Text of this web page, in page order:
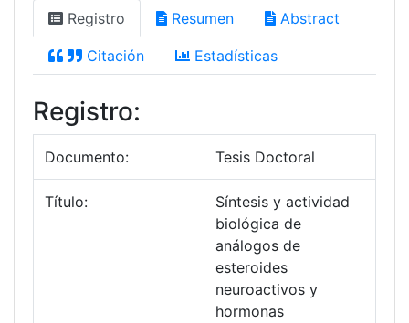
Registro Resumen Abstract
Citación Estadísticas
Registro:
Documento: Tesis Doctoral
Título:
Síntesis y actividad
biológica de
análogos de
esteroides
neuroactivos y
hormonas